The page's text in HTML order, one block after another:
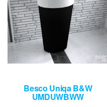
Besco Uniqa B&W
UMDUWBWW